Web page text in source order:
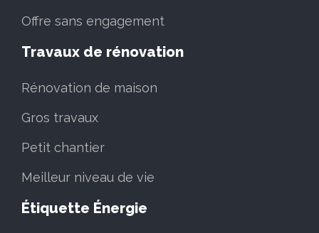
Offre sans engagement
Travaux de rénovation
Rénovation de maison
Gros travaux
Petit chantier
Meilleur niveau de vie
Étiquette Énergie